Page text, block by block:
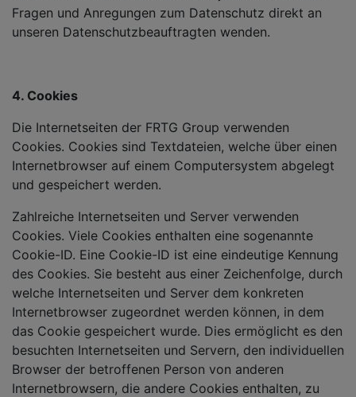
Fragen und Anregungen zum Datenschutz direkt an
unseren Datenschutzbeauftragten wenden.
4. Cookies
Die Internetseiten der FRTG Group verwenden
Cookies. Cookies sind Textdateien, welche über einen
Internetbrowser auf einem Computersystem abgelegt
und gespeichert werden.
Zahlreiche Internetseiten und Server verwenden
Cookies. Viele Cookies enthalten eine sogenannte
Cookie-ID. Eine Cookie-ID ist eine eindeutige Kennung
des Cookies. Sie besteht aus einer Zeichenfolge, durch
welche Internetseiten und Server dem konkreten
Internetbrowser zugeordnet werden können, in dem
das Cookie gespeichert wurde. Dies ermöglicht es den
besuchten Internetseiten und Servern, den individuellen
Browser der betroffenen Person von anderen
Internetbrowsern, die andere Cookies enthalten, zu